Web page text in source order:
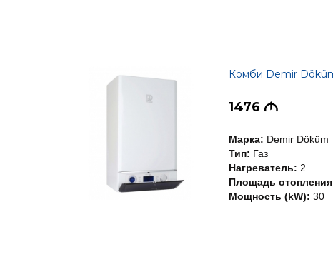
Комби Demir
1476 M
Марка: Demir Döküm
Тип: Газ
Нагреватель: 2
Площадь
Мощность (kW): 30